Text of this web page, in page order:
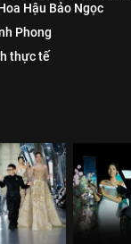
Hậu Bảo Ngọc
Phong
thực tế